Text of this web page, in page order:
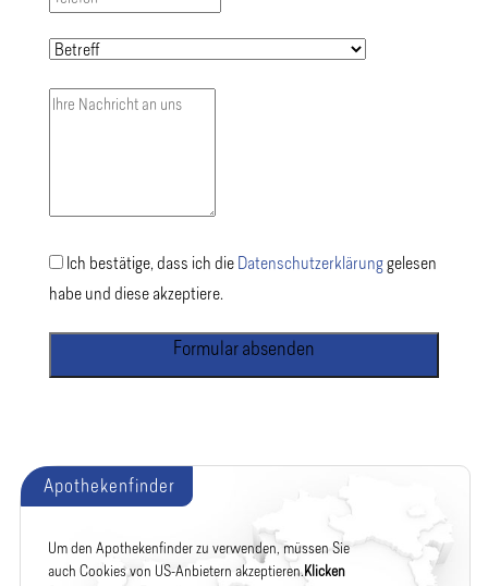
Ich bestätige, dass ich die Datenschutzerklärunggelesen
habe und diese akzeptiere.
Formular absenden
Apothekenfinder
Um den Apothekenfinder zu verwenden, müssen Sie
auch Cookies von US-Anbietern akzeptieren.Klicken